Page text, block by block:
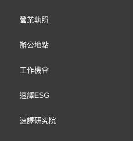
營業執照
辦公地點
工作機會
速譯ESG
速譯研究院